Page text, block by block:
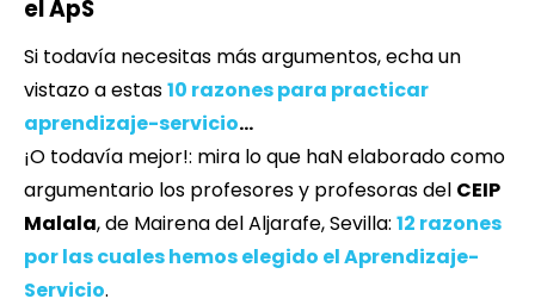
el ApS
Si todavía necesitas más argumentos, echa un
vistazo a estas10 razones para practicar
aprendizaje-servicio…
¡O todavía mejor!: mira lo que haN elaborado como
argumentario los profesores y profesoras del CEIP
Malala, de Mairena del Aljarafe, Sevilla: 12 razones
por las cuales hemos elegido el Aprendizaje-
Servicio.